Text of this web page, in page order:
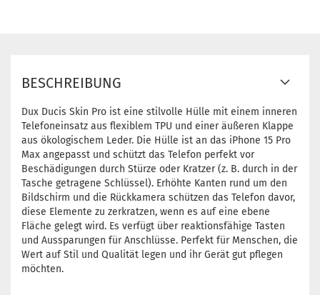
BESCHREIBUNG
Dux Ducis Skin Pro ist eine stilvolle Hülle mit einem inneren
Telefoneinsatz aus flexiblem TPU und einer äußeren Klappe
aus ökologischem Leder. Die Hülle ist an das iPhone 15 Pro
Max angepasst und schützt das Telefon perfekt vor
Beschädigungen durch Stürze oder Kratzer (z. B. durch in der
Tasche getragene Schlüssel). Erhöhte Kanten rund um den
Bildschirm und die Rückkamera schützen das Telefon davor,
diese Elemente zu zerkratzen, wenn es auf eine ebene
Fläche gelegt wird. Es verfügt über reaktionsfähige Tasten
und Aussparungen für Anschlüsse. Perfekt für Menschen, die
Wert auf Stil und Qualität legen und ihr Gerät gut pflegen
möchten.